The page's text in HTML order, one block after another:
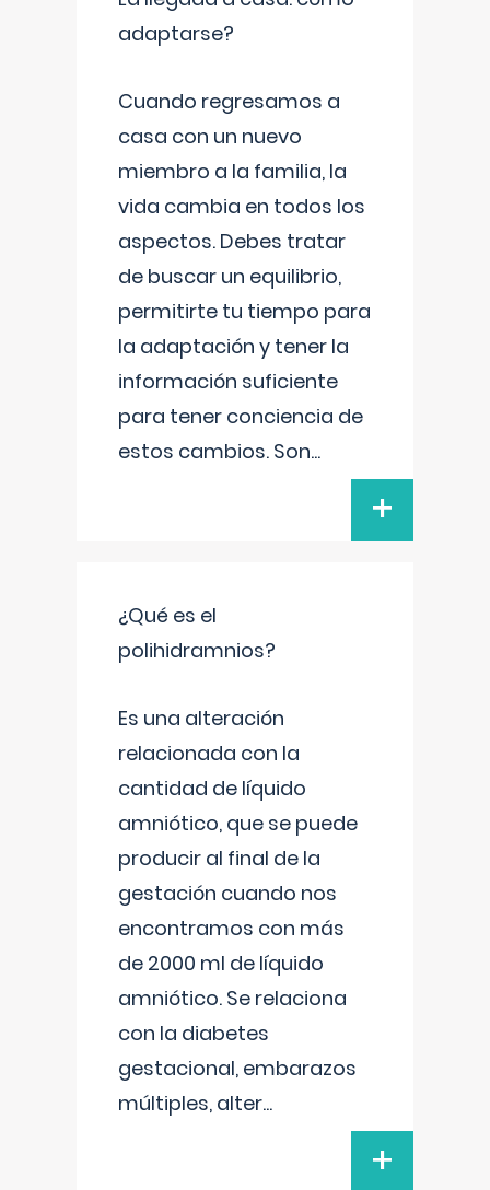
adaptarse?
Cuando regresamos a
casa con un nuevo
miembro a la familia, la
vida cambia en todos los
aspectos. Debes tratar
de buscar un equilibrio,
permitirte tu tiempo para
la adaptación y tener la
información suficiente
para tener conciencia de
estos cambios. Son...
+
¿Qué es el
polihidramnios?
Es una alteración
relacionada con la
cantidad de líquido
amniótico, que se puede
producir al final de la
gestación cuando nos
encontramos con más
de 2000 ml de líquido
amniótico. Se relaciona
con la diabetes
gestacional, embarazos
múltiples, alter...
+